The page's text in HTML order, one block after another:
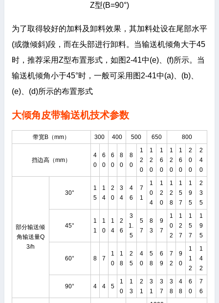
Z型(B=90°)
为了取得较好的加料及卸料效果，其加料处设在尾部水平
(或微倾斜)段，而在头部进行卸料。当输送机倾角大于45
时，推荐采用Z型布置形式，如图2-41中(e)、(f)所示。当
输送机倾角小于45°时，一般可采用图2-41中(a)、(b)、
(e)、(d)所示的布置形式
大倾角皮带输送机技术参数
带宽B（mm） 300 400 500 650 800
挡边高（mm）
4
0
6
0
6
0
8
0
8
0
1
2
0
1
2
0
1
6
0
1
2
0
1
6
0
2
0
0
2
4
0
部分输送倾
角输送量Q
3/h
30°
1
5
1
4
2
0
3
4
4
6
7
1
1
0
4
1
2
0
1
2
8
1
5
7
1
9
5
2
3
5
45°
1
1
1
0
1
4
2
6
3
1.
5
5
7
8
3
9
7
1
0
2
1
2
7
1
5
7
1
9
5
60° 8 7
1
0
1
8
2
5
4
0
5
8
6
9
7
2
9
0
1
1
2
1
4
2
90° 4 4 5
1
0
1
3
2
1
3
1
3
7
3
8
4
8
6
0
7
6